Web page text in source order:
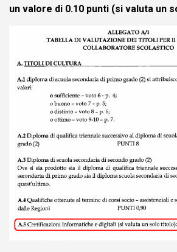
un valore di 0.10 punti (si valuta un